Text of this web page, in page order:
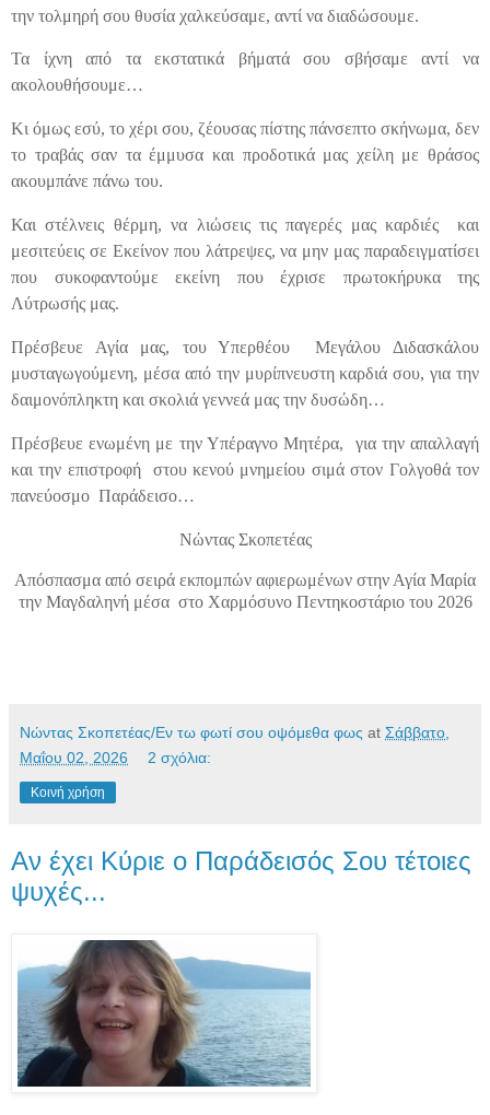
την τολμηρή σου θυσία χαλκεύσαμε, αντί να διαδώσουμε.
Τα ίχνη από τα εκστατικά βήματά σου σβήσαμε αντί να
ακολουθήσουμε…
Κι όμως εσύ, το χέρι σου, ζέουσας πίστης πάνσεπτο σκήνωμα, δεν
το τραβάς σαν τα έμμυσα και προδοτικά μας χείλη με θράσος
ακουμπάνε πάνω του.
Και στέλνεις θέρμη, να λιώσεις τις παγερές μας καρδιές
και
μεσιτεύεις σε Εκείνον που λάτρεψες, να μην μας παραδειγματίσει
που συκοφαντούμε εκείνη που έχρισε πρωτοκήρυκα της
Λύτρωσής μας.
Πρέσβευε Αγία μας, του Υπερθέου
Μεγάλου Διδασκάλου
μυσταγωγούμενη, μέσα από την μυρίπνευστη καρδιά σου, για την
δαιμονόπληκτη και σκολιά γεννεά μας την δυσώδη…
Πρέσβευε ενωμένη με την Υπέραγνο Μητέρα,
για την απαλλαγή
και την επιστροφή
στου κενού μνημείου σιμά στον Γολγοθά τον
πανεύοσμο Παράδεισο…
Νώντας Σκοπετέας
Απόσπασμα από σειρά εκπομπών αφιερωμένων στην Αγία Μαρία
την Μαγδαληνή μέσα στο Χαρμόσυνο Πεντηκοστάριο του 2026
Νώντας Σκοπετέας/Εν τω φωτί σου οψόμεθα φως at Σάββατο,
Μαΐου 02, 2026
2 σχόλια:
Κοινή χρήση
Αν έχει Κύριε ο Παράδεισός Σου τέτοιες
ψυχές...